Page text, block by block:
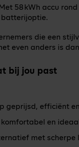
Met 58 kWh accu
batterijoptie.
die een
even anders is
bij jou past
geprijsd, efficiënt
komfortabel en
met scherpe